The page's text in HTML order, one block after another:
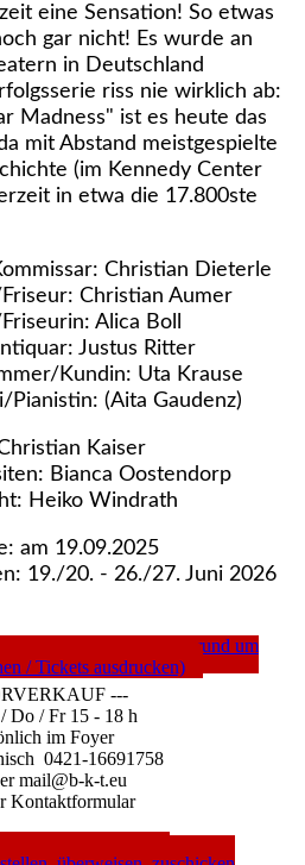
eine Sensation! So etwas
gar nicht! Es wurde an
in Deutschland
riss nie wirklich ab:
Madness" ist es heute das
mit Abstand meistgespielte
(im Kennedy Center
in etwa die 17.800ste
Christian Dieterle
Christian Aumer
Alica Boll
Justus Ritter
Kundin: Uta Krause
Pianistin: (Aita Gaudenz)
Kaiser
Bianca Oostendorp
Heiko Windrath
am 19.09.2025
19./20. - 26./27. Juni 2026
(c/o Nordwest-Ticket rund um
/ Tickets ausdrucken)
---
Do / Fr 15 - 18 h
im Foyer
0421-16691758
mail@b-k-t.eu
Kontaktformular